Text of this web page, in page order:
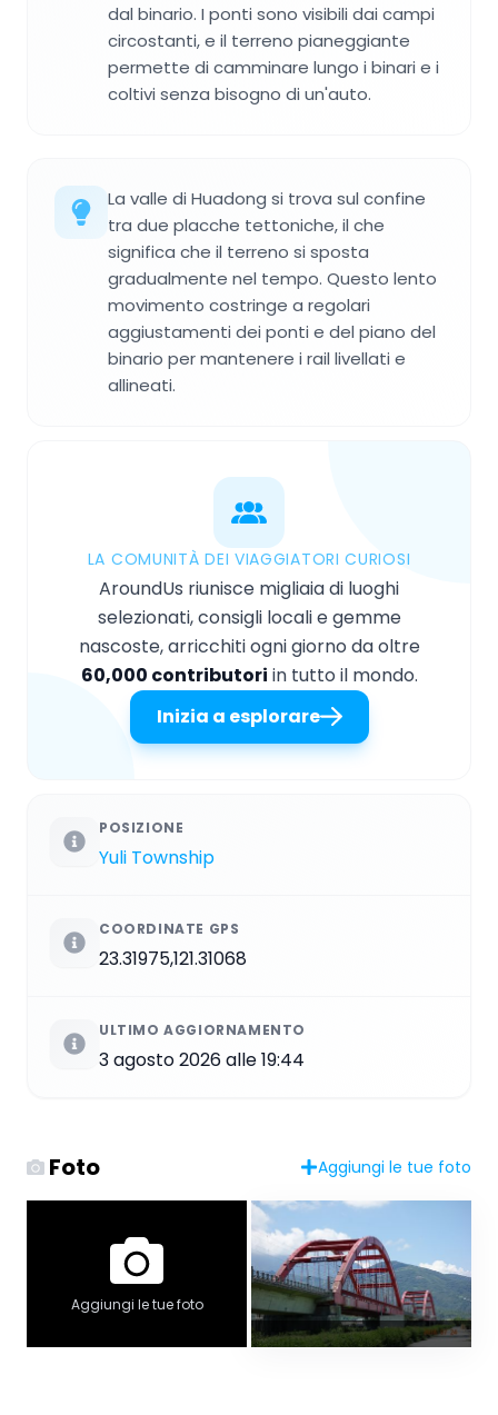
dal binario. I ponti sono visibili dai campi
circostanti, e il terreno pianeggiante
permette di camminare lungo i binari e i
coltivi senza bisogno di un'auto.
La valle di Huadong si trova sul confine
tra due placche tettoniche, il che
significa che il terreno si sposta
gradualmente nel tempo. Questo lento
movimento costringe a regolari
aggiustamenti dei ponti e del piano del
binario per mantenere i rail livellati e
allineati.
LA COMUNITÀ DEI VIAGGIATORI CURIOSI
AroundUs riunisce migliaia di luoghi
selezionati, consigli locali e gemme
nascoste, arricchiti ogni giorno da oltre
60,000 contributori in tutto il mondo.
Inizia a esplorare
POSIZIONE
Yuli Township
COORDINATE GPS
23.31975,121.31068
ULTIMO AGGIORNAMENTO
3 agosto 2026 alle 19:44
Foto Aggiungi le tue foto
Aggiungi le tue foto